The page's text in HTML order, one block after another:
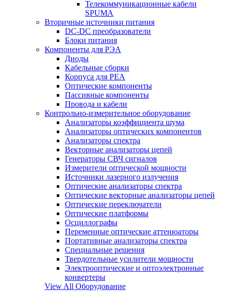
Телекоммуникационные кабели
SPUMA
Вторичные источники питания
DC-DC преобразователи
Блоки питания
Компоненты для РЭА
Диоды
Кабельные сборки
Корпуса для РЕА
Оптические компоненты
Пассивные компоненты
Провода и кабели
Контрольно-измерительное оборудование
Анализаторы коэффициента шума
Анализаторы оптических компонентов
Анализаторы спектра
Векторные анализаторы цепей
Генераторы СВЧ сигналов
Измерители оптической мощности
Источники лазерного излучения
Оптические анализаторы спектра
Оптические векторные анализаторы цепей
Оптические переключатели
Оптические платформы
Осциллографы
Переменные оптические аттенюаторы
Портативные анализаторы спектра
Специальные решения
Твердотельные усилители мощности
Электрооптические и оптоэлектронные
конвертеры
View All Оборудование